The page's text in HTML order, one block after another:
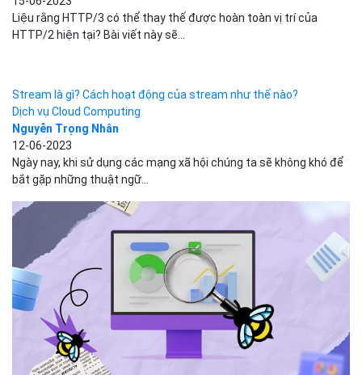
HTTP/2 hiện tại? Bài viết này sẽ...
Stream là gì? Cách hoạt động của stream như thế nào?
Dịch vụ Cloud Computing
Nguyễn Trọng Nhân
12-06-2023
Ngày nay, khi sử dụng các mạng xã hội chúng ta sẽ không khó để
bắt gặp những thuật ngữ...